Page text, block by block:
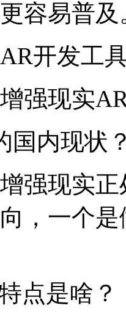
容易普及
开发工
强现实
国内现状
强现实
，一个
点是啥？